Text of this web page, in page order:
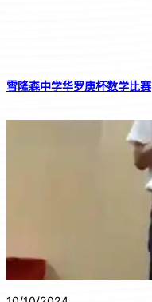
雪隆森中学华罗庚杯数学比赛